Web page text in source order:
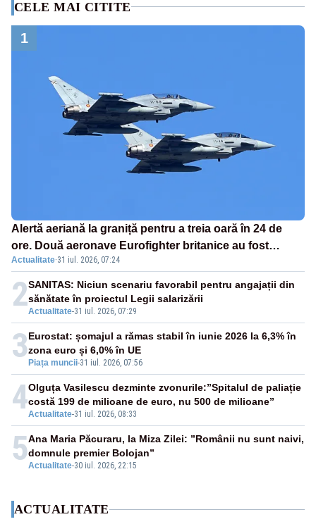
CELE MAI CITITE
1
Alertă aeriană la graniță pentru a treia oară în 24 de
ore. Două aeronave Eurofighter britanice au fost
ridicate de la sol
Actualitate·31 iul. 2026, 07:24
2Actualitate-31 iul. 2026, 07:29
SANITAS: Niciun scenariu favorabil pentru angajații din
sănătate în proiectul Legii salarizării
3 Piața muncii-31 iul. 2026, 07:56
Eurostat: șomajul a rămas stabil în iunie 2026 la 6,3% în
zona euro și 6,0% în UE
4Actualitate-31 iul. 2026, 08:33
Olguța Vasilescu dezminte zvonurile:”Spitalul de paliație
costă 199 de milioane de euro, nu 500 de milioane”
5Actualitate-30 iul. 2026, 22:15
Ana Maria Păcuraru, la Miza Zilei: ”Românii nu sunt naivi,
domnule premier Bolojan”
ACTUALITATE